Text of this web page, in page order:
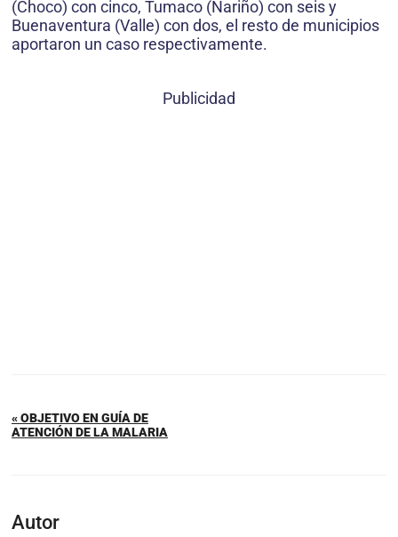
(Choco) con cinco, Tumaco (Nariño) con seis y
Buenaventura (Valle) con dos, el resto de municipios
aportaron un caso respectivamente.
Publicidad
« OBJETIVO EN GUÍA DE
ATENCIÓN DE LA MALARIA
Autor